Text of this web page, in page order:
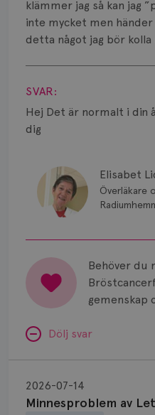
klämmer jag så kan jag
inte mycket men händer
detta något jag bör kolla
Visa svar
SVAR:
Hej Det är normalt i din
dig
Elisabet
Överläkare
Behöver du
gemenskap
Dölj svar
Minnesproblem av
2026-07-14
Letrozol
Knöl
Läkemedel
Typ av bröstcancer
Smärta
Prognos
Spridd bröstcancer
Vätska